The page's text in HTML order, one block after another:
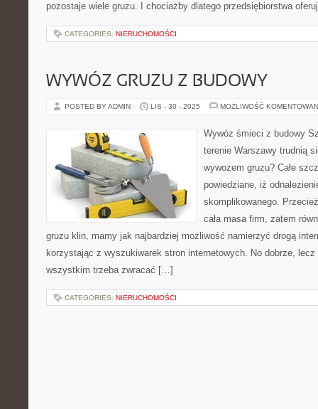
pozostaje wiele gruzu. I chociażby dlatego przedsiębiorstwa
CATEGORIES: NIERUCHOMOŚCI
WYWÓZ GRUZU Z BUDOWY
POSTED BY ADMIN LIS - 30 - 2025 MOŻLIWOŚĆ
Wywóz śmieci z budowy
terenie Warszawy trudnią
wywozem gruzu? Całe
powiedziane, iż
skomplikowanego.
cała masa firm, zatem
gruzu klin, mamy jak najbardziej możliwość namierzyć drogą
korzystając z wyszukiwarek stron internetowych. No dobrze,
wszystkim trzeba zwracać […]
CATEGORIES: NIERUCHOMOŚCI